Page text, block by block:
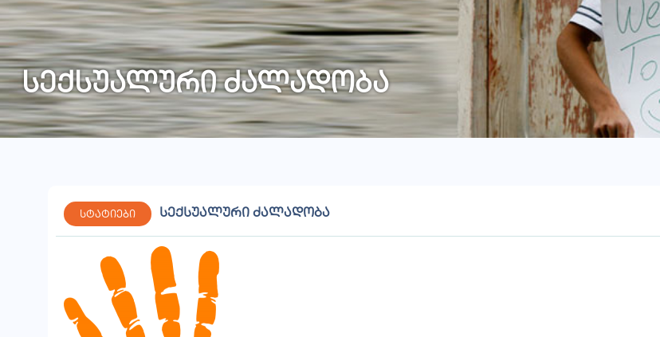
სექსუალური ძალადობა
სტატიები სექსუალური ძალადობა